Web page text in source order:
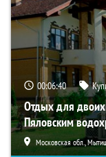
00:06:38
Отдых для
Пяловским
Московская обл.,